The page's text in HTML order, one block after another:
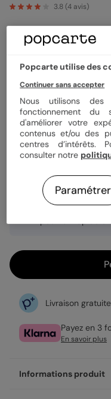
3.8(4 avis)
Format
Quantité
3,99 €
Enveloppe blanche
Fabrication
Livraison
Payez en 3
En savoir plus
Informations produit
Popcarte utilise des
Continuer sans accepter
Nous utilisons
fonctionnement
d'améliorer votre
contenus et/ou des
centres d’intérêts.
consulter notre
Paramétrer